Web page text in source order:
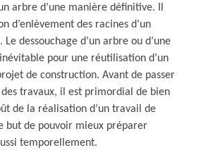
arbre d’une manière définitive. Il
d’enlèvement des racines d’un
dessouchage d’un arbre ou d’une
pour une réutilisation d’un
de construction. Avant de passer
travaux, il est primordial de bien
de la réalisation d’un travail de
but de pouvoir mieux préparer
temporellement.